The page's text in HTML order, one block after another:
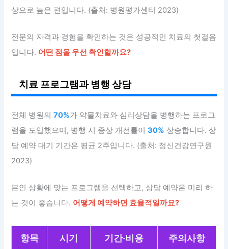
상으로 높은 편입니다. (출처: 병원평가센터 2023)
전문의 자격과 경험을 확인하는 것은 성공적인 치료의 첫걸음
입니다. 어떤 점을 우선 확인할까요?
치료 프로그램과 병행 상담
전체 병원의70%가 약물치료와 심리상담을 병행하는 프로그
램을 도입했으며, 병행 시 증상 개선률이30% 상승합니다. 상
담 예약 대기 기간은 평균 2주입니다. (출처: 정신건강연구원
2023)
본인 상황에 맞는 프로그램을 선택하고, 상담 예약은 미리 하
는 것이 좋습니다. 어떻게 예약하면 효율적일까요?
항목 시기 기간·비용 주의사항